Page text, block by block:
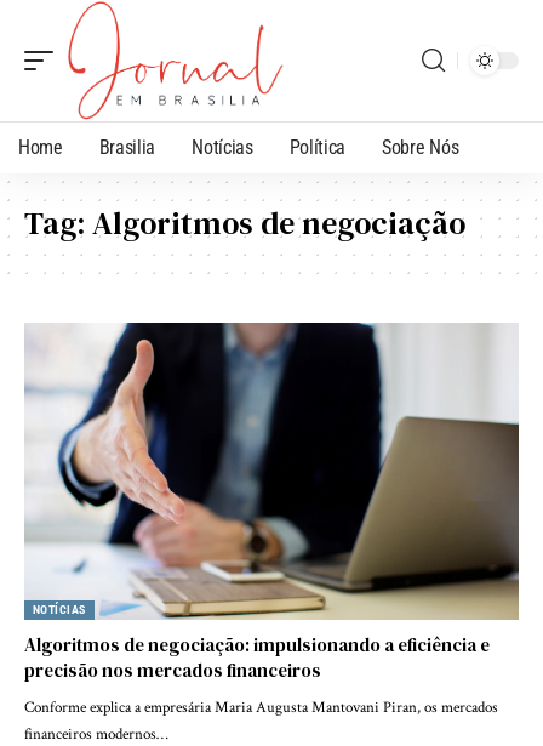
Home Brasilia Notícias Política Sobre Nós
Tag:Algoritmos de negociação
NOTÍCIAS
Algoritmos de negociação: impulsionando a eficiência e
precisão nos mercados financeiros
Conforme explica a empresária Maria Augusta Mantovani Piran, os mercados
financeiros modernos…